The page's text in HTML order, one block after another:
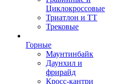
Циклокроссовые
Триатлон и ТТ
Трековые
Горные
Маунтинбайк
Даунхил и
фрирайд
Кросс-кантри